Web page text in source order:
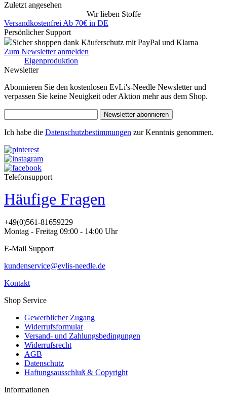
Zuletzt angesehen
Wir lieben Stoffe
Versandkostenfrei Ab 70€ in DE
Persönlicher Support
Sicher shoppen dank Käuferschutz mit PayPal und Klarna
Zum Newsletter anmelden
Eigenproduktion
Newsletter
Abonnieren Sie den kostenlosen EvLi's-Needle Newsletter und
verpassen Sie keine Neuigkeit oder Aktion mehr aus dem Shop.
Newsletter abonnieren
Ich habe die Datenschutzbestimmungen zur Kenntnis genommen.
Telefonsupport
Häufige Fragen
+49(0)561-81659229
Montag - Freitag 09:00 - 14:00 Uhr
E-Mail Support
kundenservice@evlis-needle.de
Kontakt
Shop Service
Gewerblicher Zugang
Widerrufsformular
Versand- und Zahlungsbedingungen
Widerrufsrecht
AGB
Datenschutz
Haftungsausschluß & Copyright
Informationen